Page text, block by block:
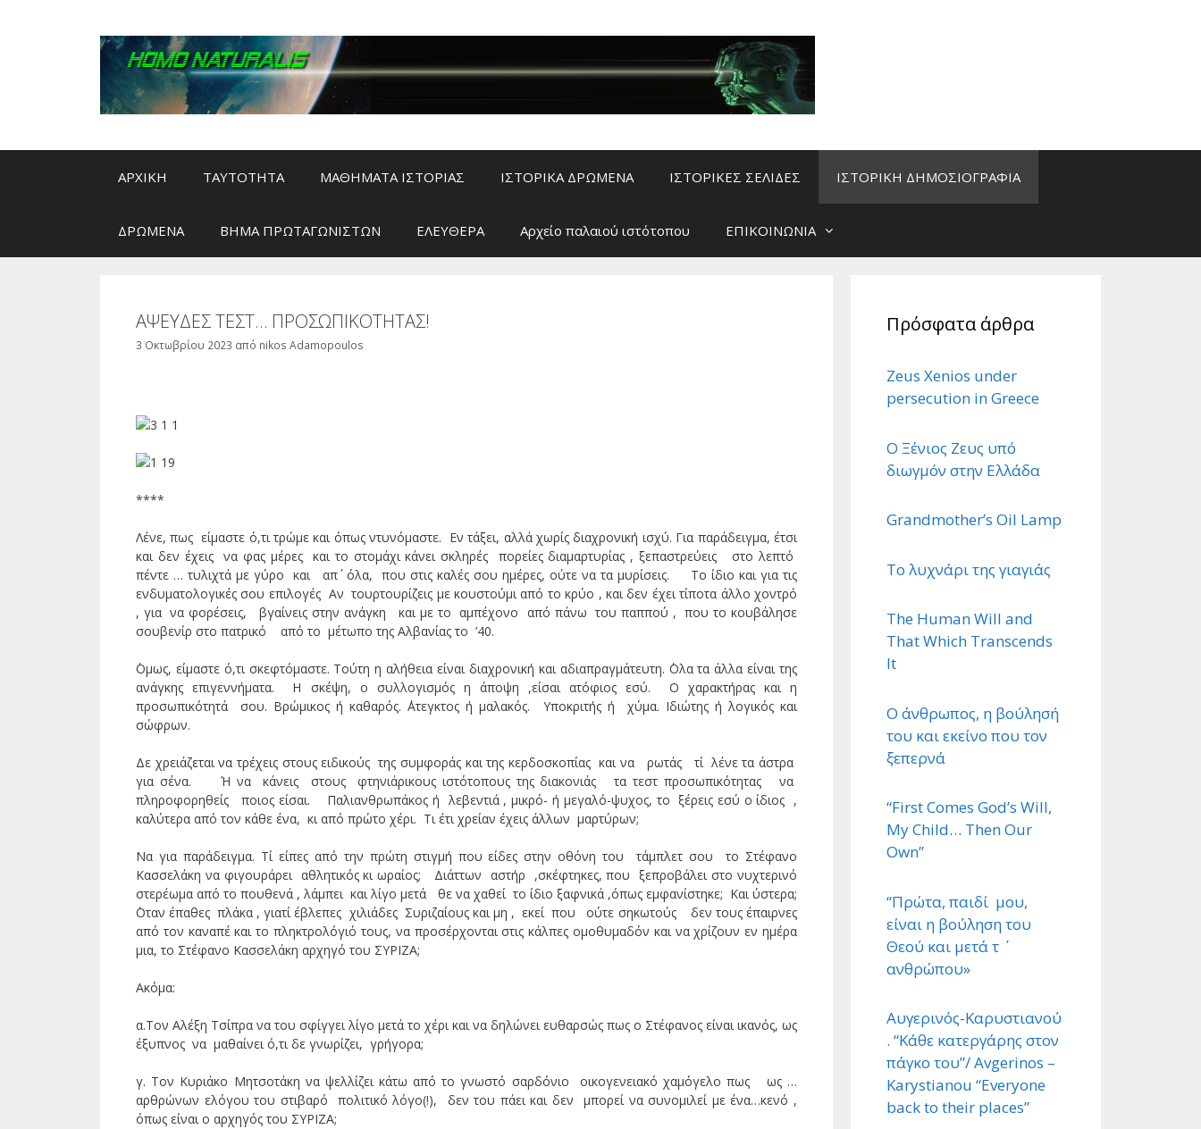
ΑΡΧΙΚΗ ΤΑΥΤΟΤΗΤΑ ΜΑΘΗΜΑΤΑ ΙΣΤΟΡΙΑΣ ΙΣΤΟΡΙΚΑ ΔΡΩΜΕΝΑ ΙΣΤΟΡΙΚΕΣ ΣΕΛΙΔΕΣ ΙΣΤΟΡΙΚΗ ΔΗΜΟΣΙΟΓΡΑΦΙΑ
ΔΡΩΜΕΝΑ ΒΗΜΑ ΠΡΩΤΑΓΩΝΙΣΤΩΝ ΕΛΕΥΘΕΡΑ Αρχείο παλαιού ιστότοπου ΕΠΙΚΟΙΝΩΝΙΑ
ΑΨΕΥΔΕΣ ΤΕΣΤ… ΠΡΟΣΩΠΙΚΟΤΗΤΑΣ!
3 Οκτωβρίου 2023 από nikos Adamopoulos
****
Λένε, πως είμαστε ό,τι τρώμε και όπως ντυνόμαστε. Εν τάξει, αλλά χωρίς διαχρονική ισχύ. Για παράδειγμα, έτσι
και δεν έχεις να φας μέρες και το στομάχι κάνει σκληρές πορείες διαμαρτυρίας , ξεπαστρεύεις στο λεπτό
πέντε … τυλιχτά με γύρο και απ΄ όλα, που στις καλές σου ημέρες, ούτε να τα μυρίσεις. Το ίδιο και για τις
ενδυματολογικές σου επιλογές Αν τουρτουρίζεις με κουστούμι από το κρύο , και δεν έχει τίποτα άλλο χοντρό
, για να φορέσεις, βγαίνεις στην ανάγκη και με το αμπέχονο από πάνω του παππού , που το κουβάλησε
σουβενίρ στο πατρικό από το μέτωπο της Αλβανίας το ’40.
΄Ομως, είμαστε ό,τι σκεφτόμαστε. Τούτη η αλήθεια είναι διαχρονική και αδιαπραγμάτευτη. ΄Ολα τα άλλα είναι της
ανάγκης επιγεννήματα. Η σκέψη, ο συλλογισμός η άποψη ,είσαι ατόφιος εσύ. Ο χαρακτήρας και η
προσωπικότητά σου. Βρώμικος ή καθαρός. ΄Ατεγκτος ή μαλακός. Υποκριτής ή χύμα. Ιδιώτης ή λογικός και
σώφρων.
Δε χρειάζεται να τρέχεις στους ειδικούς της συμφοράς και της κερδοσκοπίας και να ρωτάς τί λένε τα άστρα
για σένα. Ή να κάνεις στους φτηνιάρικους ιστότοπους της διακονιάς τα τεστ προσωπικότητας να
πληροφορηθείς ποιος είσαι. Παλιανθρωπάκος ή λεβεντιά , μικρό- ή μεγαλό-ψυχος, το ξέρεις εσύ ο ίδιος ,
καλύτερα από τον κάθε ένα, κι από πρώτο χέρι. Τι έτι χρείαν έχεις άλλων μαρτύρων;
Να για παράδειγμα. Τί είπες από την πρώτη στιγμή που είδες στην οθόνη του τάμπλετ σου το Στέφανο
Κασσελάκη να φιγουράρει αθλητικός κι ωραίος; Διάττων αστήρ ,σκέφτηκες, που ξεπροβάλει στο νυχτερινό
στερέωμα από το πουθενά , λάμπει και λίγο μετά θε να χαθεί το ίδιο ξαφνικά ,όπως εμφανίστηκε; Και ύστερα;
΄Οταν έπαθες πλάκα , γιατί έβλεπες χιλιάδες Συριζαίους και μη , εκεί που ούτε σηκωτούς δεν τους έπαιρνες
από τον καναπέ και το πληκτρολόγιό τους, να προσέρχονται στις κάλπες ομοθυμαδόν και να χρίζουν εν ημέρα
μια, το Στέφανο Κασσελάκη αρχηγό του ΣΥΡΙΖΑ;
Ακόμα:
α.Τον Αλέξη Τσίπρα να του σφίγγει λίγο μετά το χέρι και να δηλώνει ευθαρσώς πως ο Στέφανος είναι ικανός, ως
έξυπνος να μαθαίνει ό,τι δε γνωρίζει, γρήγορα;
γ. Τον Κυριάκο Μητσοτάκη να ψελλίζει κάτω από το γνωστό σαρδόνιο οικογενειακό χαμόγελο πως ως …
αρθρώνων ελόγου του στιβαρό πολιτικό λόγο(!), δεν του πάει και δεν μπορεί να συνομιλεί με ένα…κενό ,
όπως είναι ο αρχηγός του ΣΥΡΙΖΑ;
Πρόσφατα άρθρα
Zeus Xenios under
persecution in Greece
Ο Ξένιος Ζευς υπό
διωγμόν στην Ελλάδα
Grandmother’s Oil Lamp
Το λυχνάρι της γιαγιάς
The Human Will and
That Which Transcends
It
Ο άνθρωπος, η βούλησή
του και εκείνο που τον
ξεπερνά
“First Comes God’s Will,
My Child… Then Our
Own”
“Πρώτα, παιδί μου,
είναι η βούληση του
Θεού και μετά τ ΄
ανθρώπου»
Αυγερινός-Καρυστιανού
. “Κάθε κατεργάρης στον
πάγκο του”/ Avgerinos –
Karystianou “Εveryone
back to their places”